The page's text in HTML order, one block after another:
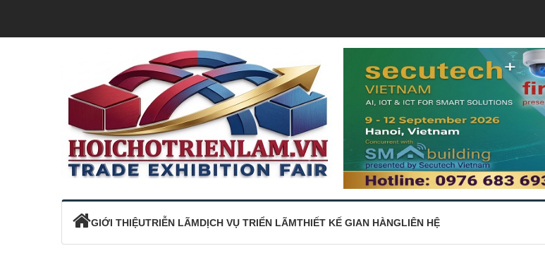
GIỚI THIỆUTRIỄN LÃMDỊCH VỤ TRIỂN LÃMTHIẾT KẾ GIAN HÀNGLIÊN HỆ